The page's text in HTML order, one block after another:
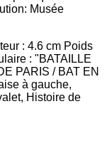
: 4.6 cm Poids
: "BATAILLE
PARIS / BAT EN
à gauche,
Histoire de